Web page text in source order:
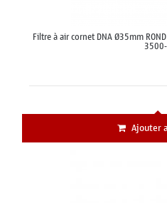
Filtre à air cornet DNA Ø35mm
Ajouter